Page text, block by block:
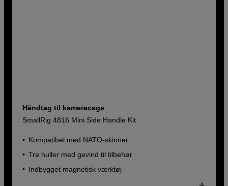
Håndtag til kameracage
SmallRig 4816 Mini Side Handle Kit
Kompatibel med NATO-skinner
Tre huller med gevind til tilbehør
Indbygget magnetisk værktøj